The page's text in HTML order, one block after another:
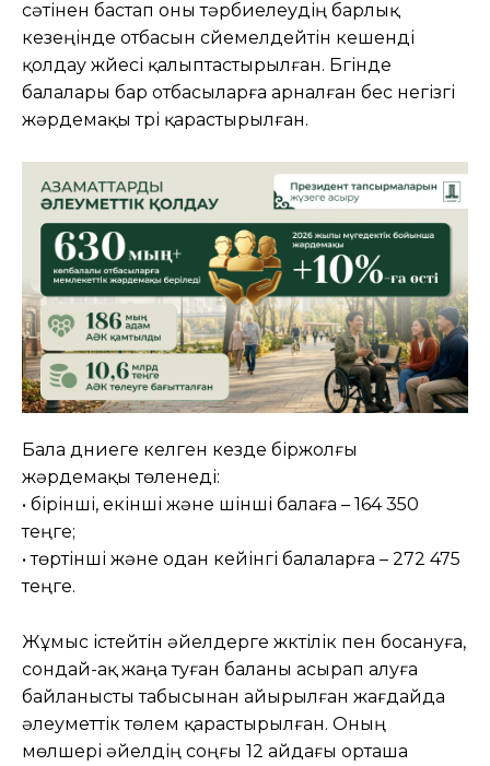
сәтінен бастап оны тәрбиелеудің барлық
кезеңінде отбасын сүйемелдейтін кешенді
қолдау жүйесі қалыптастырылған. Бүгінде
балалары бар отбасыларға арналған бес негізгі
жәрдемақы түрі қарастырылған.
Бала дүниеге келген кезде біржолғы
жәрдемақы төленеді:
• бірінші, екінші және үшінші балаға – 164 350
теңге;
• төртінші және одан кейінгі балаларға – 272 475
теңге.
Жұмыс істейтін әйелдерге жүктілік пен босануға,
сондай-ақ жаңа туған баланы асырап алуға
байланысты табысынан айырылған жағдайда
әлеуметтік төлем қарастырылған. Оның
мөлшері әйелдің соңғы 12 айдағы орташа